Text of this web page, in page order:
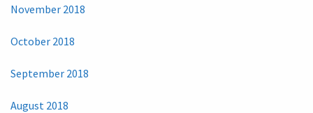
November 2018
October 2018
September 2018
August 2018